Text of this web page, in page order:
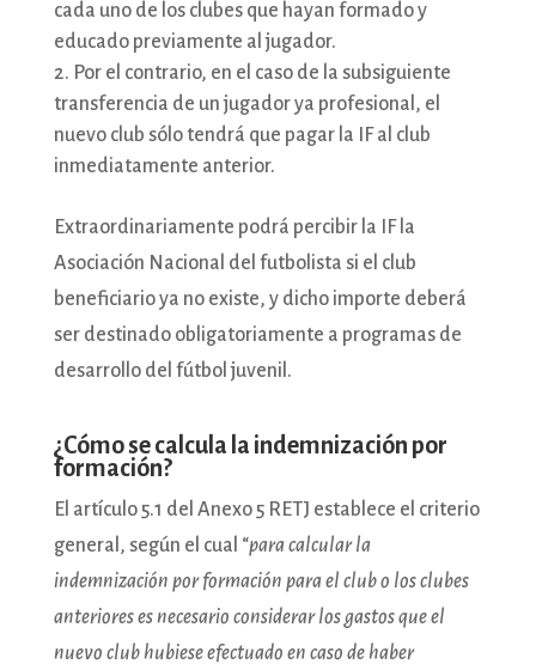
cada uno de los clubes que hayan formado y
educado previamente al jugador.
Por el contrario, en el caso de la subsiguiente
transferencia de un jugador ya profesional, el
nuevo club sólo tendrá que pagar la IF al club
inmediatamente anterior.
Extraordinariamente podrá percibir la IF la
Asociación Nacional del futbolista si el club
beneficiario ya no existe, y dicho importe deberá
ser destinado obligatoriamente a programas de
desarrollo del fútbol juvenil.
¿Cómo se calcula la indemnización por
formación?
El artículo 5.1 del Anexo 5 RETJ establece el criterio
general, según el cual “para calcular la
indemnización por formación para el club o los clubes
anteriores es necesario considerar los gastos que el
nuevo club hubiese efectuado en caso de haber